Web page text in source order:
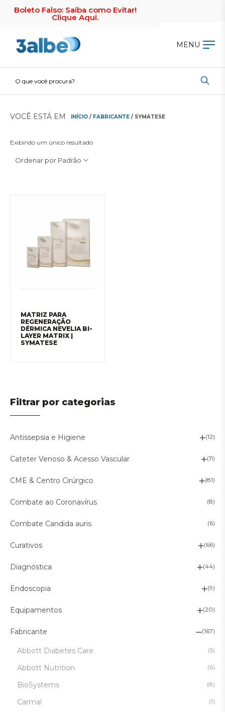
Boleto Falso: Saiba como Evitar!
Clique Aqui.
MENU
VOCÊ ESTÁ EM INÍCIO / FABRICANTE / SYMATESE
Filtrar por categorias
Antissepsia e Higiene (12)
Cateter Venoso & Acesso Vascular (11)
CME & Centro Cirúrgico (81)
Combate ao Coronavírus (8)
Combate Candida auris (6)
Curativos (66)
Diagnóstica (44)
Endoscopia (9)
Equipamentos (20)
Fabricante (167)
Abbott Diabetes Care (5)
Abbott Nutrition (6)
BioSystems (8)
Carmal (1)
Exibindo um único resultado
Ordenar por Padrão
MATRIZ PARA
REGENERAÇÃO
DÉRMICA NEVELIA BI-
LAYER MATRIX |
SYMATESE